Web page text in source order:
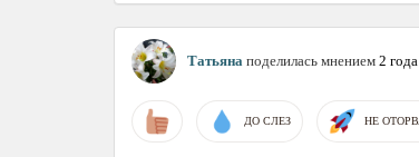
Татьяна поделилась мнением 2
ДО СЛЕЗ НЕ